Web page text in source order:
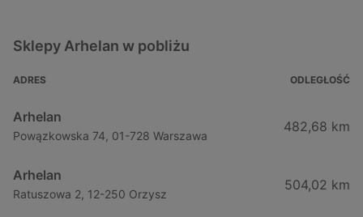
Sklepy Arhelan w pobliżu
ADRES ODLEGŁOŚĆ
Arhelan
Powązkowska 74, 01-728 Warszawa
482,68 km
Arhelan
Ratuszowa 2, 12-250 Orzysz
504,02 km